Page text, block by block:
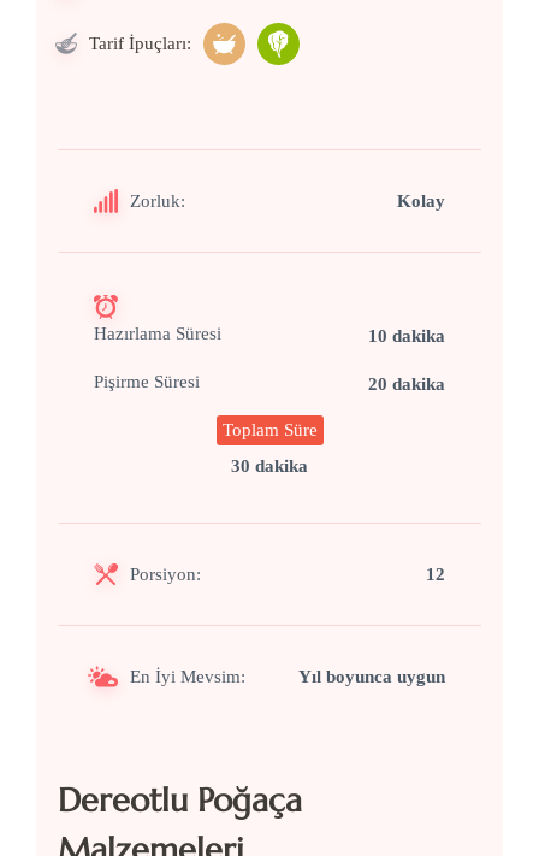
Tarif İpuçları:
Zorluk: Kolay
Hazırlama Süresi 10 dakika
Pişirme Süresi 20 dakika
Toplam Süre
30 dakika
Porsiyon: 12
En İyi Mevsim: Yıl boyunca uygun
Dereotlu Poğaça